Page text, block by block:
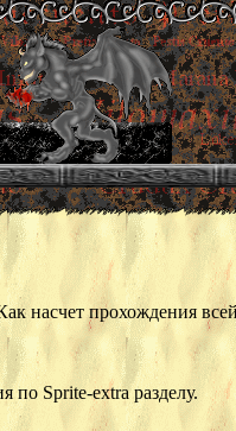
насчет прохождения
по Sprite-extra разделу.